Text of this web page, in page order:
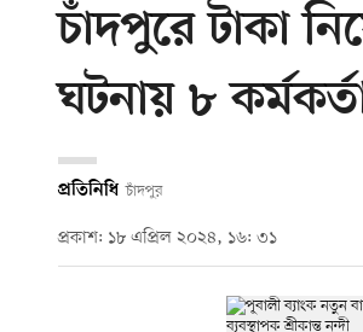
চাঁদপুরে টাকা
ঘটনায় ৮
প্রতিনিধি চাঁদপুর
প্রকাশ: ১৮ এপ্রিল ২০২৪, ১৬: ৩১